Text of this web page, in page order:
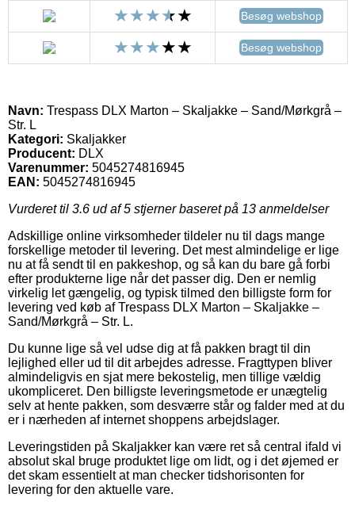
Besøg webshop
Besøg webshop
Navn: Trespass DLX Marton – Skaljakke – Sand/Mørkgrå –
Str. L
Kategori: Skaljakker
Producent: DLX
Varenummer: 5045274816945
EAN: 5045274816945
Vurderet til 3.6 ud af 5 stjerner baseret på 13 anmeldelser
Adskillige online virksomheder tildeler nu til dags mange
forskellige metoder til levering. Det mest almindelige er lige
nu at få sendt til en pakkeshop, og så kan du bare gå forbi
efter produkterne lige når det passer dig. Den er nemlig
virkelig let gængelig, og typisk tilmed den billigste form for
levering ved køb af Trespass DLX Marton – Skaljakke –
Sand/Mørkgrå – Str. L.
Du kunne lige så vel udse dig at få pakken bragt til din
lejlighed eller ud til dit arbejdes adresse. Fragttypen bliver
almindeligvis en sjat mere bekostelig, men tillige vældig
ukompliceret. Den billigste leveringsmetode er unægtelig
selv at hente pakken, som desværre står og falder med at du
er i nærheden af internet shoppens arbejdslager.
Leveringstiden på Skaljakker kan være ret så central ifald vi
absolut skal bruge produktet lige om lidt, og i det øjemed er
det skam essentielt at man checker tidshorisonten for
levering for den aktuelle vare.